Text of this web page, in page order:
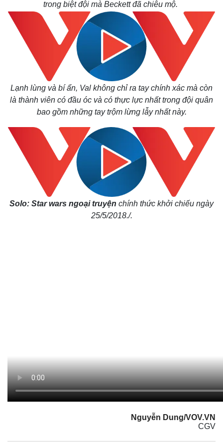
Pháp luật
Quân sự - Quốc
trong biệt đội mà Beckett đã chiêu mộ.
Lạnh lùng và bí ẩn, Val không chỉ ra tay chính xác mà còn
là thành viên có đầu óc và có thực lực nhất trong đội quân
bao gồm những tay trộm lừng lẫy nhất này.
Solo: Star wars ngoại truyện chính thức khởi chiếu ngày
25/5/2018./.
Nguyễn Dung/VOV.VN
CGV